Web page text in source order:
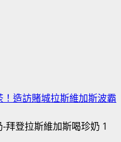
造訪賭城拉斯維加斯波霸
1